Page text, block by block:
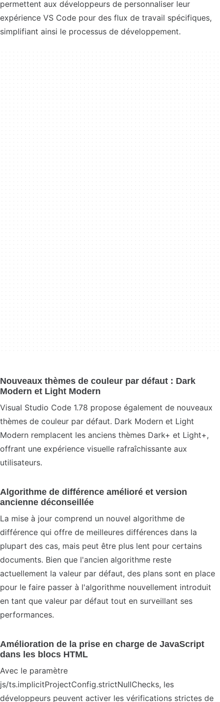
permettent aux développeurs de personnaliser leur
expérience VS Code pour des flux de travail spécifiques,
simplifiant ainsi le processus de développement.
Nouveaux thèmes de couleur par défaut : Dark
Modern et Light Modern
Visual Studio Code 1.78 propose également de nouveaux
thèmes de couleur par défaut. Dark Modern et Light
Modern remplacent les anciens thèmes Dark+ et Light+,
offrant une expérience visuelle rafraîchissante aux
utilisateurs.
Algorithme de différence amélioré et version
ancienne déconseillée
La mise à jour comprend un nouvel algorithme de
différence qui offre de meilleures différences dans la
plupart des cas, mais peut être plus lent pour certains
documents. Bien que l'ancien algorithme reste
actuellement la valeur par défaut, des plans sont en place
pour le faire passer à l'algorithme nouvellement introduit
en tant que valeur par défaut tout en surveillant ses
performances.
Amélioration de la prise en charge de JavaScript
dans les blocs HTML
Avec le paramètre
js/ts.implicitProjectConfig.strictNullChecks, les
développeurs peuvent activer les vérifications strictes de